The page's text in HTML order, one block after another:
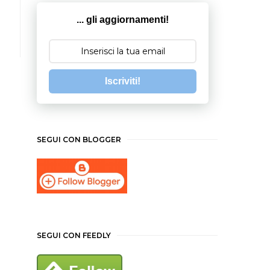
... gli aggiornamenti!
Iscriviti!
SEGUI CON BLOGGER
SEGUI CON FEEDLY